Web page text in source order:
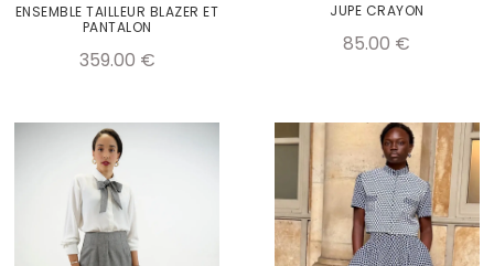
ENSEMBLE TAILLEUR BLAZER ET
PANTALON
359.00 €
JUPE CRAYON
85.00 €